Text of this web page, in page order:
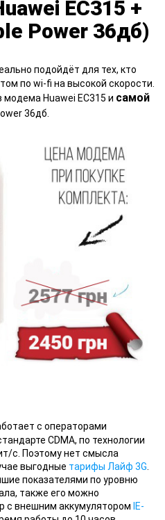
EC315 +
Power 36дб)
подойдёт для тех, кто
по wi-fi на высокой скорости.
Huawei EC315 и самой
36дб.
с операторами
CDMA, по технологии
с. Поэтому нет смысла
выгодные тарифы Лайф 3G
показателями по уровню
также его можно
с внешним аккумулятором IE-